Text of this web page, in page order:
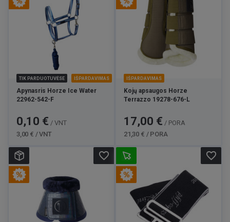
TIK PARDUOTUVĖSE IŠPARDAVIMAS
Apynasris Horze Ice Water
22962-542-F
Kaina
0,10 € / VNT
3,00 € / VNT
IŠPARDAVIMAS
Kojų apsaugos Horze
Terrazzo 19278-676-L
Kaina
17,00 € / PORA
21,30 € / PORA
favorite_border favorite_border